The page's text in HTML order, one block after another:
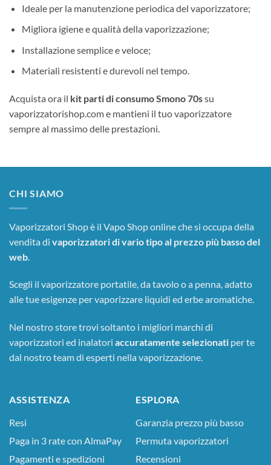
Ideale per la manutenzione periodica del vaporizzatore;
Migliora igiene e qualità della vaporizzazione;
Installazione semplice e veloce;
Materiali resistenti e durevoli nel tempo.
Acquista ora il kit parti di consumo Smono 70ssu
vaporizzatorishop.com e mantieni il tuo vaporizzatore
sempre al massimo delle prestazioni.
CHI SIAMO
Vaporizzatori Shop è il Vapo Shop online che si occupa della
vendita di vaporizzatori di vario tipo al prezzo più basso del
web
Scegli il vaporizzatore portatile, da tavolo o a penna, adatto
alle tue esigenze per vaporizzare liquidi ed erbe aromatiche.
Nel nostro store trovi soltanto i migliori marchi di
vaporizzatori ed inalatori accuratamente selezionati per te
dal nostro team di esperti nella vaporizzazione.
ASSISTENZA
Resi
Paga in 3 rate con AlmaPay
Pagamenti e spedizioni
ESPLORA
Garanzia prezzo più basso
Permuta vaporizzatori
Recensioni